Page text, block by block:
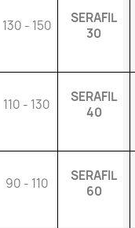
130 - 150
SERAFIL
30
110 - 130
SERAFIL
40
90 - 110
SERAFIL
60